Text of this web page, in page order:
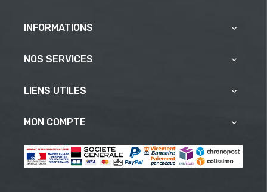
INFORMATIONS 
NOS SERVICES 
LIENS UTILES 
MON COMPTE 